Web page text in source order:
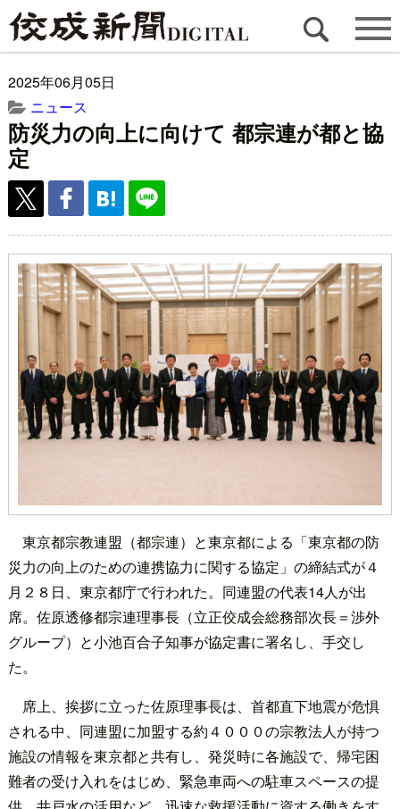
2025年06月05日
ニュース
防災力の向上に向けて 都宗連が都と協
定
東京都宗教連盟（都宗連）と東京都による「東京都の防
災力の向上のための連携協力に関する協定」の締結式が４
月２８日、東京都庁で行われた。同連盟の代表14人が出
席。佐原透修都宗連理事長（立正佼成会総務部次長＝渉外
グループ）と小池百合子知事が協定書に署名し、手交し
た。
席上、挨拶に立った佐原理事長は、首都直下地震が危惧
される中、同連盟に加盟する約４０００の宗教法人が持つ
施設の情報を東京都と共有し、発災時に各施設で、帰宅困
難者の受け入れをはじめ、緊急車両への駐車スペースの提